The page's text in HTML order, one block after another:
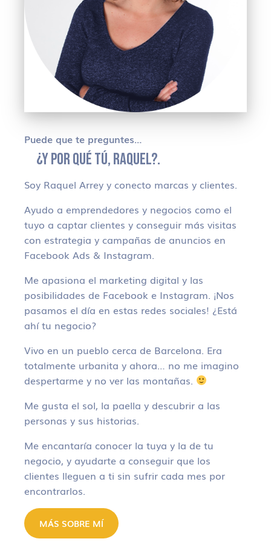
Puede que te preguntes…
¿Y POR QUÉ TÚ, RAQUEL?.
Soy Raquel Arrey y conecto marcas y clientes.
Ayudo a emprendedores y negocios como el
tuyo a captar clientes y conseguir más visitas
con estrategia y campañas de anuncios en
Facebook Ads & Instagram.
Me apasiona el marketing digital y las
posibilidades de Facebook e Instagram. ¡Nos
pasamos el día en estas redes sociales! ¿Está
ahí tu negocio?
Vivo en un pueblo cerca de Barcelona. Era
totalmente urbanita y ahora… no me imagino
despertarme y no ver las montañas.
Me gusta el sol, la paella y descubrir a las
personas y sus historias.
Me encantaría conocer la tuya y la de tu
negocio, y ayudarte a conseguir que los
clientes lleguen a ti sin sufrir cada mes por
encontrarlos.
MÁS SOBRE MÍ